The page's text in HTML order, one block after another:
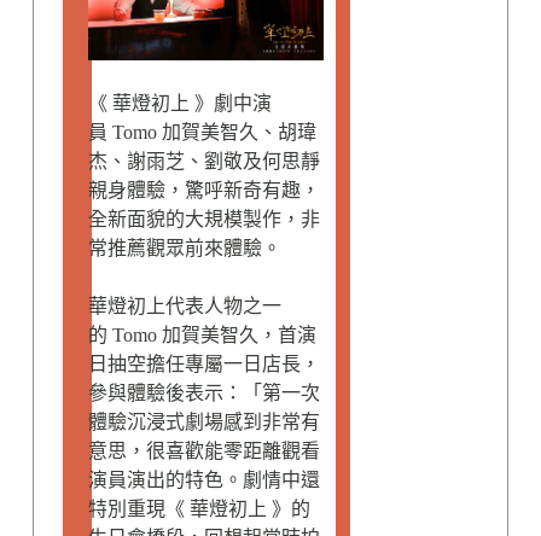
《 華燈初上 》劇中演
員 Tomo 加賀美智久、胡瑋
杰、謝雨芝、劉敬及何思靜
親身體驗，驚呼新奇有趣，
全新面貌的大規模製作，非
常推薦觀眾前來體驗。
華燈初上代表人物之一
的 Tomo 加賀美智久，首演
日抽空擔任專屬一日店長，
參與體驗後表示：「第一次
體驗沉浸式劇場感到非常有
意思，很喜歡能零距離觀看
演員演出的特色。劇情中還
特別重現《 華燈初上 》的